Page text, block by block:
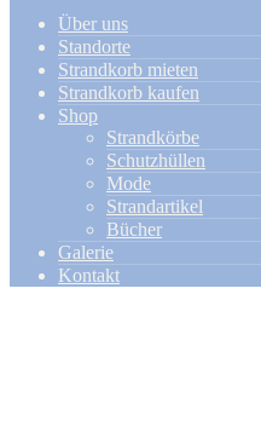
Über uns
Standorte
Strandkorb mieten
Strandkorb kaufen
Shop
Strandkörbe
Schutzhüllen
Mode
Strandartikel
Bücher
Galerie
Kontakt